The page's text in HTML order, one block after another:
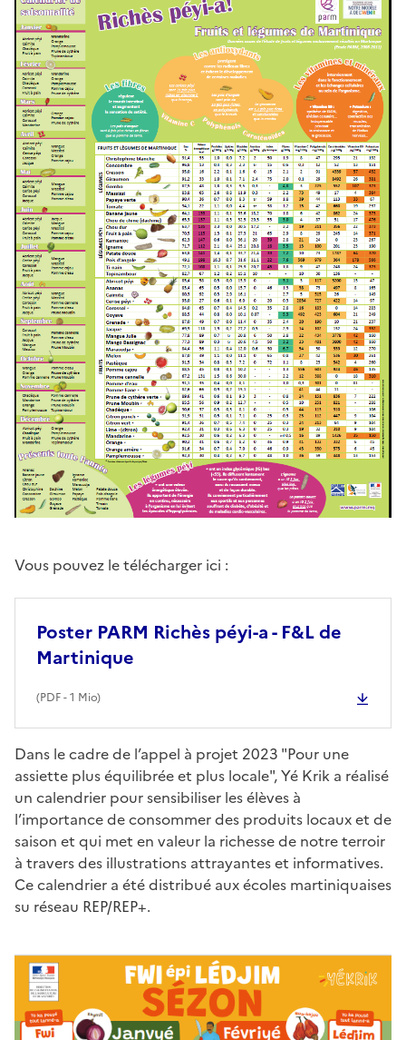
Vous pouvez le télécharger ici :
Poster PARM Richès péyi-a - F&L de
Martinique
(PDF- 1 Mio)
Dans le cadre de l’appel à projet 2023 "Pour une
assiette plus équilibrée et plus locale", Yé Krik a réalisé
un calendrier pour sensibiliser les élèves à
l’importance de consommer des produits locaux et de
saison et qui met en valeur la richesse de notre terroir
à travers des illustrations attrayantes et informatives.
Ce calendrier a été distribué aux écoles martiniquaises
su réseau REP/REP+.